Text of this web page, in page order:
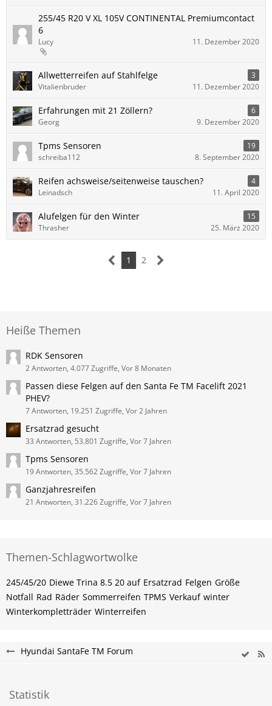
255/45 R20 V XL 105V CONTINENTAL Premiumcontact
6
Lucy 11. Dezember 2020
Allwetterreifen auf Stahlfelge
3
Vitalienbruder
11. Dezember 2020
Erfahrungen mit 21 Zöllern?
6
Georg
9. Dezember 2020
Tpms Sensoren
19
schreiba112
8. September 2020
Reifen achsweise/seitenweise tauschen?
4
Leinadsch
11. April 2020
Alufelgen für den Winter
15
Thrasher
25. März 2020
1 2
Heiße Themen
RDK Sensoren
2 Antworten, 4.077 Zugriffe, Vor 8 Monaten
Passen diese Felgen auf den Santa Fe TM Facelift 2021
PHEV?
7 Antworten, 19.251 Zugriffe, Vor 2 Jahren
Ersatzrad gesucht
33 Antworten, 53.801 Zugriffe, Vor 7 Jahren
Tpms Sensoren
19 Antworten, 35.562 Zugriffe, Vor 7 Jahren
Ganzjahresreifen
21 Antworten, 31.226 Zugriffe, Vor 7 Jahren
Themen-Schlagwortwolke
245/45/20 Diewe Trina 8.5 20 auf Ersatzrad Felgen Größe
Notfall Rad Räder Sommerreifen TPMS Verkauf winter
Winterkompletträder Winterreifen
Hyundai SantaFe TM Forum
Statistik